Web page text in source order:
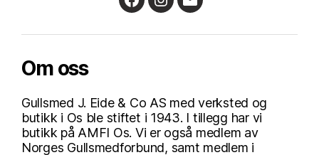
Facebook
Instagram
Email
Om oss
Gullsmed J. Eide & Co AS med verksted og
butikk i Os ble stiftet i 1943. I tillegg har vi
butikk på AMFI Os. Vi er også medlem av
Norges Gullsmedforbund, samt medlem i